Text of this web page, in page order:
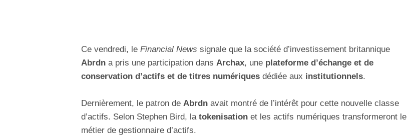
Ce vendredi, le Financial News signale que la société d’investissement britannique
Abrdn a pris une participation dans Archax, une plateforme d’échange et de
conservation d’actifs et de titres numériques dédiée aux institutionnels.
Dernièrement, le patron de Abrdn avait montré de l’intérêt pour cette nouvelle classe
d’actifs. Selon Stephen Bird, la tokenisation et les actifs numériques transformeront le
métier de gestionnaire d’actifs.